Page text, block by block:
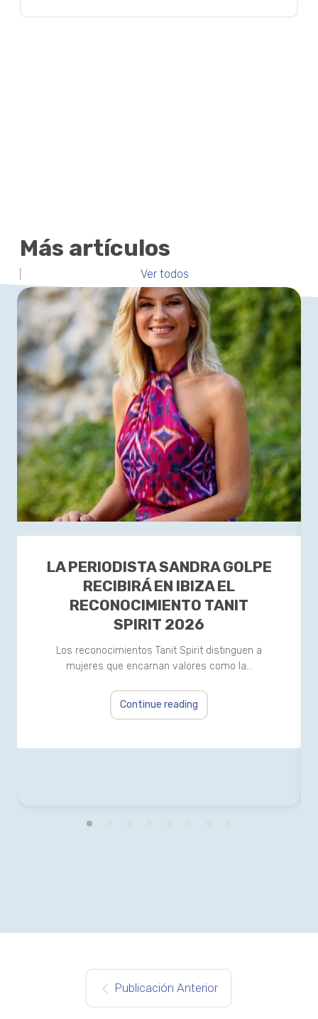
Más artículos
Ver todos
LA PERIODISTA SANDRA GOLPE
RECIBIRÁ EN IBIZA EL
RECONOCIMIENTO TANIT
SPIRIT 2026
Los reconocimientos Tanit Spirit distinguen a
mujeres que encarnan valores como la…
Continue reading
Publicación Anterior